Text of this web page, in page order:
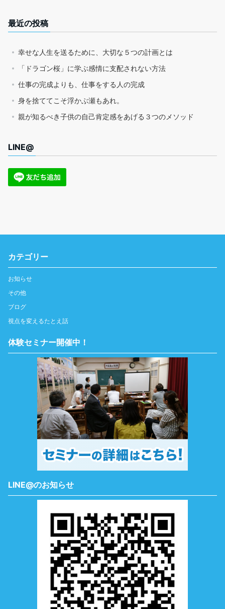
最近の投稿
幸せな人生を送るために、大切な５つの計画とは
「ドラゴン桜」に学ぶ感情に支配されない方法
仕事の完成よりも、仕事をする人の完成
身を捨ててこそ浮かぶ瀬もあれ。
親が知るべき子供の自己肯定感をあげる３つのメソッド
LINE@
カテゴリー
お知らせ
その他
ブログ
視点を変えるたとえ話
体験セミナー開催中！
LINE@のお知らせ